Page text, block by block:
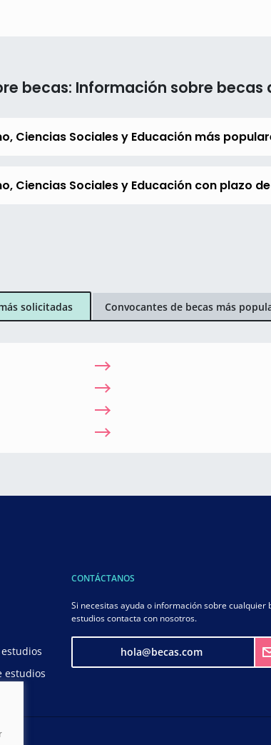
becas: Información sobre becas
Ciencias Sociales y Educación más
Ciencias Sociales y Educación con plazo
solicitadas Convocantes de becas más
estudios
CONTÁCTANOS
Si necesitas ayuda o información sobre cualquier
estudios contacta con nosotros.
hola@becas.com